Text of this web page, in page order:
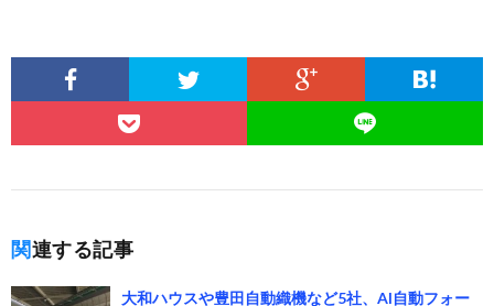
関連する記事
大和ハウスや豊田自動織機など5社、AI自動フォー